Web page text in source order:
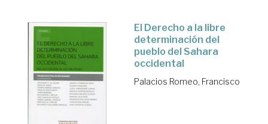
El Derecho a la libre
determinación del
pueblo del Sahara
occidental
Palacios Romeo, Francisco